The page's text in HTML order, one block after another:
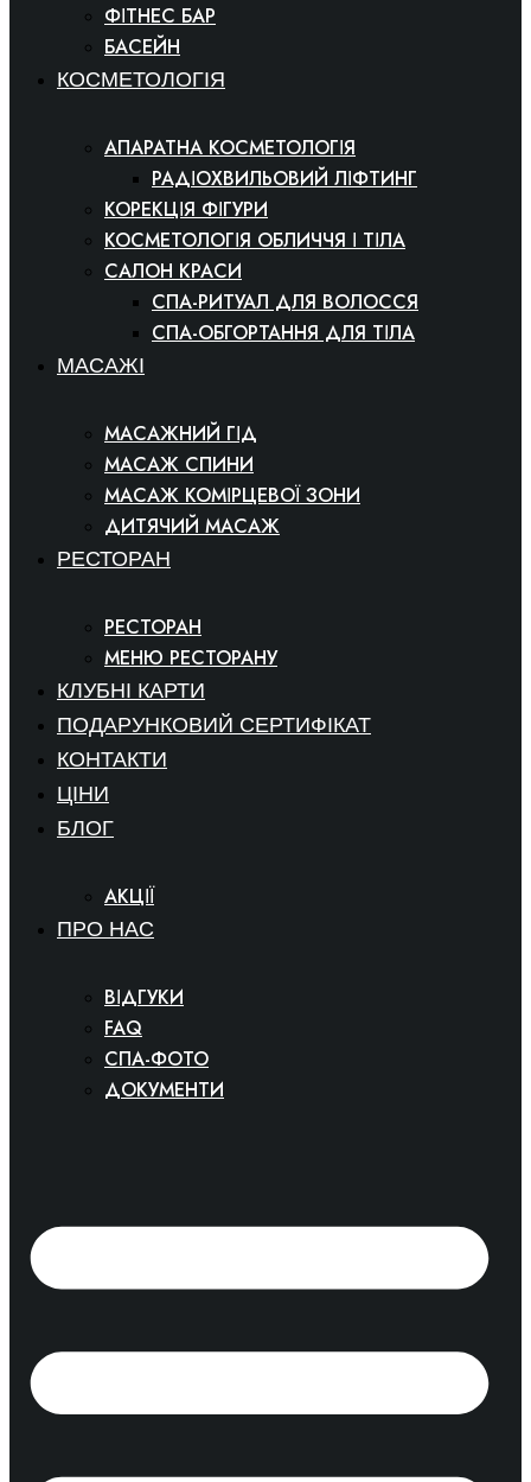
ФІТНЕС БАР
БАСЕЙН
КОСМЕТОЛОГІЯ
АПАРАТНА КОСМЕТОЛОГІЯ
РАДІОХВИЛЬОВИЙ ЛІФТИНГ
КОРЕКЦІЯ ФІГУРИ
КОСМЕТОЛОГІЯ ОБЛИЧЧЯ І ТІЛА
САЛОН КРАСИ
СПА-РИТУАЛ ДЛЯ ВОЛОССЯ
СПА-ОБГОРТАННЯ ДЛЯ ТІЛА
МАСАЖІ
МАСАЖНИЙ ГІД
МАСАЖ СПИНИ
МАСАЖ КОМІРЦЕВОЇ ЗОНИ
ДИТЯЧИЙ МАСАЖ
РЕСТОРАН
РЕСТОРАН
МЕНЮ РЕСТОРАНУ
КЛУБНІ КАРТИ
ПОДАРУНКОВИЙ СЕРТИФІКАТ
КОНТАКТИ
ЦІНИ
БЛОГ
АКЦІЇ
ПРО НАС
ВІДГУКИ
FAQ
СПА-ФОТО
ДОКУМЕНТИ